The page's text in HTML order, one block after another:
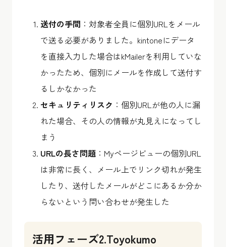
送付の手間 ：対象者全員に個別URLをメール
で送る必要がありました。kintoneにデータ
を直接入力した場合はkMailerを利用していな
かったため、個別にメールを作成して送付す
るしかなかった
セキュリティリスク ：個別URLが他の人に漏
れた場合、その人の情報が丸見えになってし
まう
URLの長さ問題 ：Myページビューの個別URL
は非常に長く、メール上でリンク切れが発生
したり、送付したメールがどこにあるか分か
らないという問い合わせが発生した
活用フェーズ2.Toyokumo